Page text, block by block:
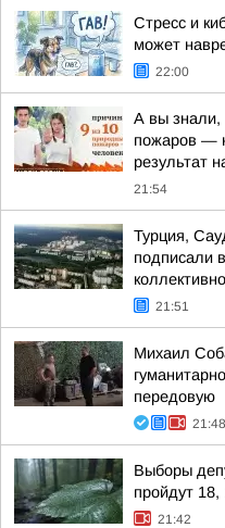
Стресс и
может
22:00
А вы знали,
пожаров —
результат
21:54
Турция,
подписали
21:51
Михаил
передовую
21:48
Выборы
пройдут 18,
21:42